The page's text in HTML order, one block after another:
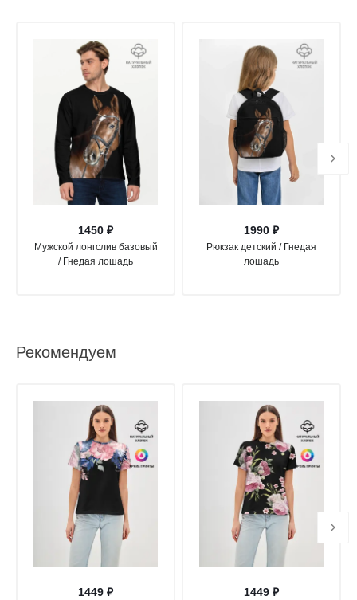
1450 ₽
Мужской лонгслив базовый
/ Гнедая лошадь
1990 ₽
Рюкзак детский / Гнедая
лошадь
Рекомендуем
1449 ₽ 1449 ₽